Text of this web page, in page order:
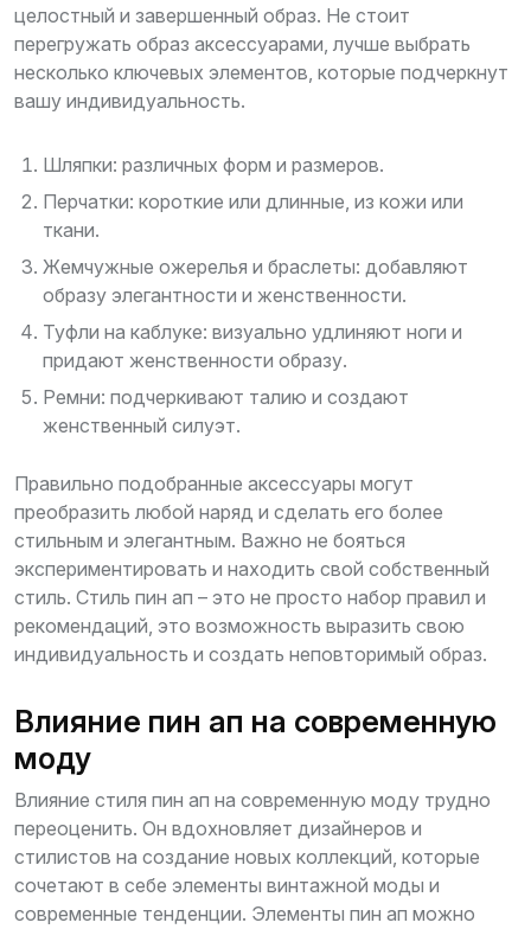
целостный и завершенный образ. Не стоит
перегружать образ аксессуарами, лучше выбрать
несколько ключевых элементов, которые подчеркнут
вашу индивидуальность.
Шляпки: различных форм и размеров.
Перчатки: короткие или длинные, из кожи или
ткани.
Жемчужные ожерелья и браслеты: добавляют
образу элегантности и женственности.
Туфли на каблуке: визуально удлиняют ноги и
придают женственности образу.
Ремни: подчеркивают талию и создают
женственный силуэт.
Правильно подобранные аксессуары могут
преобразить любой наряд и сделать его более
стильным и элегантным. Важно не бояться
экспериментировать и находить свой собственный
стиль. Стиль пин ап – это не просто набор правил и
рекомендаций, это возможность выразить свою
индивидуальность и создать неповторимый образ.
Влияние пин ап на современную
моду
Влияние стиля пин ап на современную моду трудно
переоценить. Он вдохновляет дизайнеров и
стилистов на создание новых коллекций, которые
сочетают в себе элементы винтажной моды и
современные тенденции. Элементы пин ап можно